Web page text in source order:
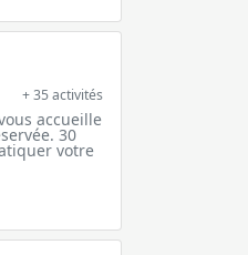
+ 35 activités
accueille
30
votre